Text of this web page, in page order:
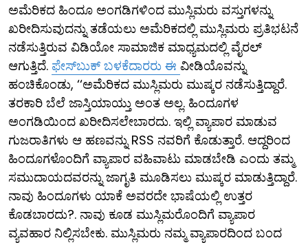
ಅಮೆರಿಕದ ಹಿಂದೂ ಅಂಗಡಿಗಳಿಂದ ಮುಸ್ಲಿಮರು ವಸ್ತುಗಳನ್ನು
ಖರೀದಿಸುವುದನ್ನು ತಡೆಯಲು ಅಮೆರಿಕದಲ್ಲಿ ಮುಸ್ಲಿಮರು ಪ್ರತಿಭಟನೆ
ನಡೆಸುತ್ತಿರುವ ವಿಡಿಯೋ ಸಾಮಾಜಿಕ ಮಾಧ್ಯಮದಲ್ಲಿ ವೈರಲ್
ಆಗುತ್ತಿದೆ. ಫೇಸ್​ಬುಕ್ ಬಳಕೆದಾರರು ಈ ವೀಡಿಯೊವನ್ನು
ಹಂಚಿಕೊಂಡು, ‘‘ಅಮೆರಿಕದ ಮುಸ್ಲಿಮರು ಮುಷ್ಕರ ನಡೆಸುತ್ತಿದ್ದಾರೆ.
ತರಕಾರಿ ಬೆಲೆ ಜಾಸ್ತಿಯಾಯ್ತು ಅಂತ ಅಲ್ಲ. ಹಿಂದೂಗಳ
ಅಂಗಡಿಯಿಂದ ಖರೀದಿಸಲೇಬಾರದು. ಇಲ್ಲಿ ವ್ಯಾಪಾರ ಮಾಡುವ
ಗುಜರಾತಿಗಳು ಆ ಹಣವನ್ನು RSS ನವರಿಗೆ ಕೊಡುತ್ತಾರೆ. ಆದ್ದರಿಂದ
ಹಿಂದೂಗಳೊಂದಿಗೆ ವ್ಯಾಪಾರ ವಹಿವಾಟು ಮಾಡಬೇಡಿ ಎಂದು ತಮ್ಮ
ಸಮುದಾಯದವರನ್ನು ಜಾಗೃತಿ ಮೂಡಿಸಲು ಮುಷ್ಕರ ಮಾಡುತ್ತಿದ್ದಾರೆ.
ನಾವು ಹಿಂದೂಗಳು ಯಾಕೆ ಅವರದೇ ಭಾಷೆಯಲ್ಲಿ ಉತ್ತರ
ಕೊಡಬಾರದು?. ನಾವು ಕೂಡ ಮುಸ್ಲಿಮರೊಂದಿಗೆ ವ್ಯಾಪಾರ
ವ್ಯವಹಾರ ನಿಲ್ಲಿಸಬೇಕು. ಮುಸ್ಲಿಮರು ನಮ್ಮ ವ್ಯಾಪಾರದಿಂದ ಬಂದ